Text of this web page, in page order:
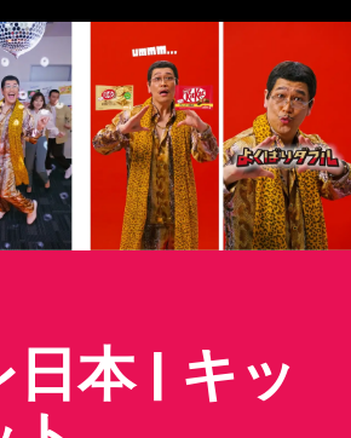
日本 | キッ